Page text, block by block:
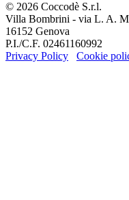
© 2026 Coccodè S.r.l.
Villa Bombrini - via L. A.
16152 Genova
P.I./C.F. 02461160992
Privacy Policy
Cookie